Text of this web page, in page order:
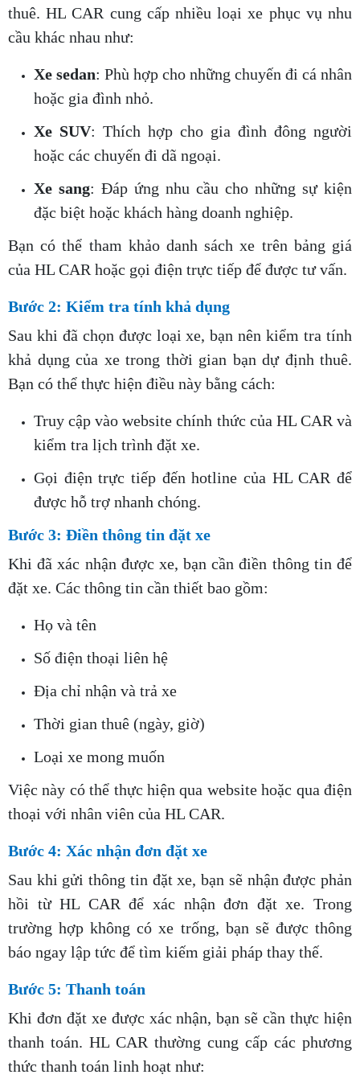
thuê. HL CAR cung cấp nhiều loại xe phục vụ nhu
cầu khác nhau như:
Xe sedan: Phù hợp cho những chuyến đi cá nhân
hoặc gia đình nhỏ.
Xe SUV: Thích hợp cho gia đình đông người
hoặc các chuyến đi dã ngoại.
Xe sang: Đáp ứng nhu cầu cho những sự kiện
đặc biệt hoặc khách hàng doanh nghiệp.
Bạn có thể tham khảo danh sách xe trên bảng giá
của HL CAR hoặc gọi điện trực tiếp để được tư vấn.
Bước 2: Kiểm tra tính khả dụng
Sau khi đã chọn được loại xe, bạn nên kiểm tra tính
khả dụng của xe trong thời gian bạn dự định thuê.
Bạn có thể thực hiện điều này bằng cách:
Truy cập vào website chính thức của HL CAR và
kiểm tra lịch trình đặt xe.
Gọi điện trực tiếp đến hotline của HL CAR để
được hỗ trợ nhanh chóng.
Bước 3: Điền thông tin đặt xe
Khi đã xác nhận được xe, bạn cần điền thông tin để
đặt xe. Các thông tin cần thiết bao gồm:
Họ và tên
Số điện thoại liên hệ
Địa chỉ nhận và trả xe
Thời gian thuê (ngày, giờ)
Loại xe mong muốn
Việc này có thể thực hiện qua website hoặc qua điện
thoại với nhân viên của HL CAR.
Bước 4: Xác nhận đơn đặt xe
Sau khi gửi thông tin đặt xe, bạn sẽ nhận được phản
hồi từ HL CAR để xác nhận đơn đặt xe. Trong
trường hợp không có xe trống, bạn sẽ được thông
báo ngay lập tức để tìm kiếm giải pháp thay thế.
Bước 5: Thanh toán
Khi đơn đặt xe được xác nhận, bạn sẽ cần thực hiện
thanh toán. HL CAR thường cung cấp các phương
thức thanh toán linh hoạt như: